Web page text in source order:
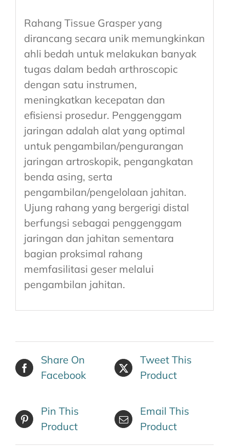
Rahang Tissue Grasper yang
dirancang secara unik memungkinkan
ahli bedah untuk melakukan banyak
tugas dalam bedah arthroscopic
dengan satu instrumen,
meningkatkan kecepatan dan
efisiensi prosedur. Penggenggam
jaringan adalah alat yang optimal
untuk pengambilan/pengurangan
jaringan artroskopik, pengangkatan
benda asing, serta
pengambilan/pengelolaan jahitan.
Ujung rahang yang bergerigi distal
berfungsi sebagai penggenggam
jaringan dan jahitan sementara
bagian proksimal rahang
memfasilitasi geser melalui
pengambilan jahitan.
Share On
Facebook
Tweet This
Product
Pin This
Product
Email This
Product